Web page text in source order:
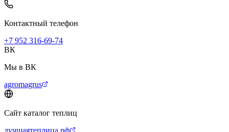
Контактный телефон
+7 952 316-69-74
ВК
Мы в ВК
agromagrus
Сайт каталог теплиц